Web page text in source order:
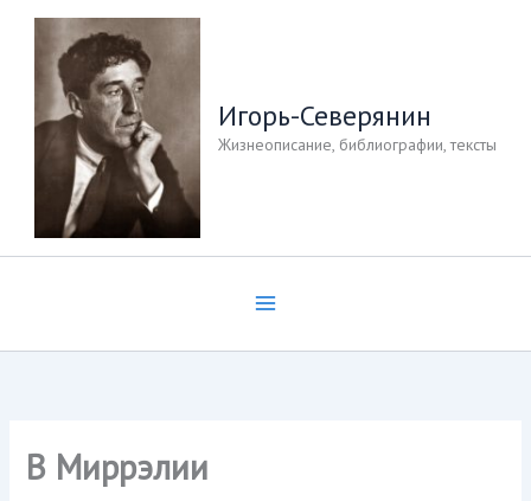
Перейти
содержимому
Игорь-Северянин
Жизнеописание, библиографии, тексты
В Миррэлии